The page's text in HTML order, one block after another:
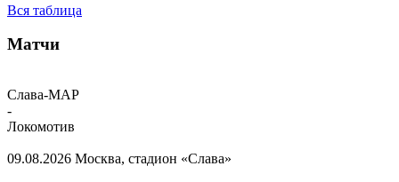
Вся таблица
Матчи
Слава-МАР
-
Локомотив
09.08.2026 Москва, стадион «Слава»